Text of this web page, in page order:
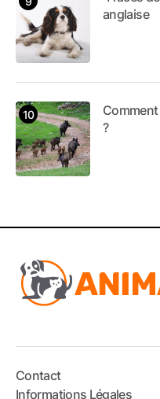
anglaise
Comment
?
Contact
Informations Légales